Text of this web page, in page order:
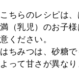
こちらのレシピは
満（乳児）のお子
意ください。
はちみつは、砂糖
よって甘さが異な